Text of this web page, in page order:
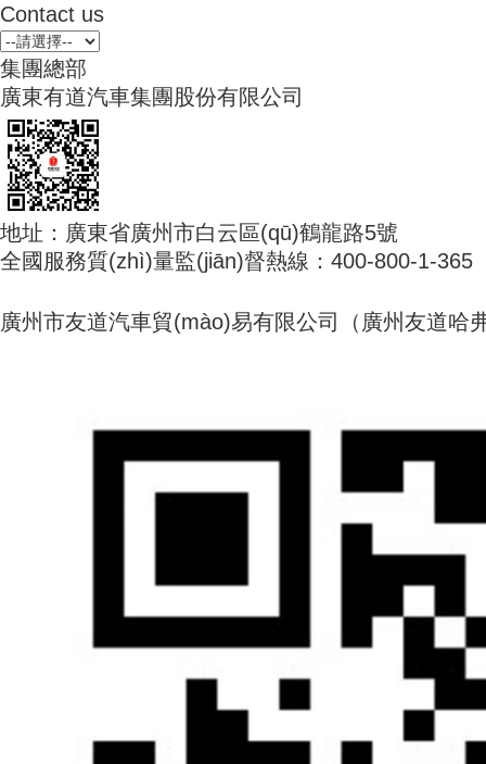
Contact us
集團總部
廣東有道汽車集團股份有限公司
地址：廣東省廣州市白云區(qū)鶴龍路5號
全國服務質(zhì)量監(jiān)督熱線：400-800-1-365
廣州市友道汽車貿(mào)易有限公司（廣州友道哈